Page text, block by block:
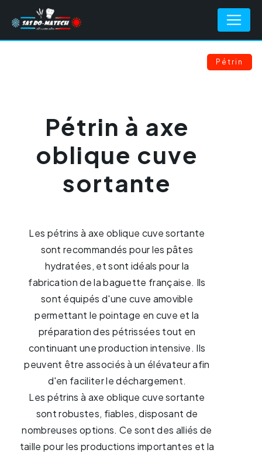
Pétrin à axe
oblique cuve
sortante
Les pétrins à axe oblique cuve sortante
sont recommandés pour les pâtes
hydratées, et sont idéals pour la
fabrication de la baguette française. Ils
sont équipés d'une cuve amovible
permettant le pointage en cuve et la
préparation des pétrissées tout en
continuant une production intensive. Ils
peuvent être associés à un élévateur afin
d'en faciliter le déchargement.
Les pétrins à axe oblique cuve sortante
sont robustes, fiables, disposant de
nombreuses options. Ce sont des alliés de
taille pour les productions importantes et la
Pétrin
Retour
Panneau de gestion des cookies